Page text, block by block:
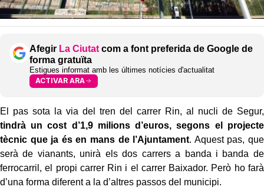
Afegir La Ciutat com a font preferida de Google de
forma gratuïta
Estigues informat amb les últimes notícies d'actualitat
ACTIVAR ARA
El pas sota la via del tren del carrer Rin, al nucli de Segur,
tindrà un cost d’1,9 milions d’euros, segons el projecte
tècnic que ja és en mans de l’Ajuntament. Aquest pas, que
serà de vianants, unirà els dos carrers a banda i banda de
ferrocarril, el propi carrer Rin i el carrer Baixador. Però ho farà
d’una forma diferent a la d’altres passos del municipi.